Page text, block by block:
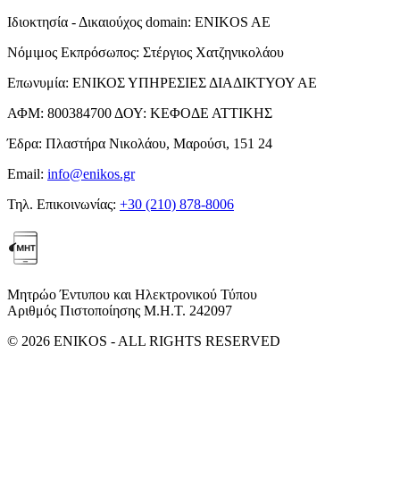
Ιδιοκτησία - Δικαιούχος domain: ENIKOS AE
Νόμιμος Εκπρόσωπος: Στέργιος Χατζηνικολάου
Επωνυμία: ΕΝΙΚΟΣ ΥΠΗΡΕΣΙΕΣ ΔΙΑΔΙΚΤΥΟΥ ΑΕ
ΑΦΜ: 800384700 ΔΟΥ: ΚΕΦΟΔΕ ΑΤΤΙΚΗΣ
Έδρα: Πλαστήρα Νικολάου, Μαρούσι, 151 24
Email: info@enikos.gr
Τηλ. Επικοινωνίας: +30 (210) 878-8006
Μητρώο Έντυπου και Ηλεκτρονικού Τύπου
Αριθμός Πιστοποίησης Μ.Η.Τ. 242097
© 2026 ENIKOS - ALL RIGHTS RESERVED